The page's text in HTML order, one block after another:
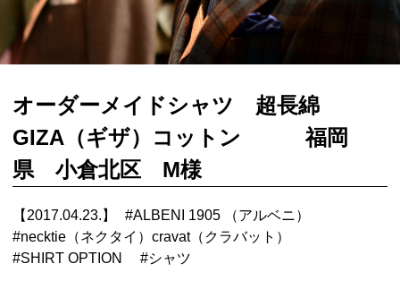
オーダーメイドシャツ 超長綿
GIZA（ギザ）コットン 福岡
県 小倉北区 M様
【2017.04.23.】 #ALBENI 1905 （アルベニ）
#necktie（ネクタイ）cravat（クラバット）
#SHIRT OPTION #シャツ